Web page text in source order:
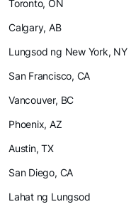
Toronto, ON
Calgary, AB
Lungsod ng New York, NY
San Francisco, CA
Vancouver, BC
Phoenix, AZ
Austin, TX
San Diego, CA
Lahat ng Lungsod